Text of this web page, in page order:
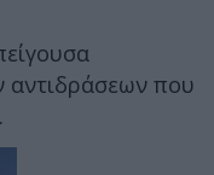
αντιδράσεων που